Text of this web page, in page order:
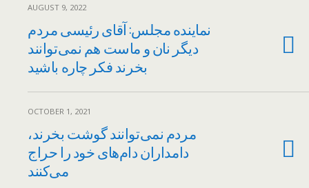
AUGUST 9, 2022
نماینده مجلس: آقای رئیسی مردم
دیگر نان و ماست هم نمی‌توانند
بخرند فکر چاره باشید
OCTOBER 1, 2021
مردم نمی‌توانند گوشت بخرند،
دامداران دام‌های خود را حراج
می‌کنند